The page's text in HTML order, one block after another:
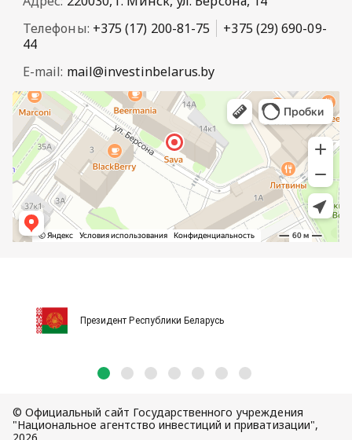
Телефоны: +375 (17) 200-81-75
+375 (29) 690-09-
44
E-mail: mail@investinbelarus.by
Президент Республики Беларусь
© Официальный сайт Государственного учреждения
"Национальное агентство инвестиций и приватизации",